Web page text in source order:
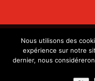
© 2021 Le Bash - Club
Création du site
Nous utilisons des
expérience sur notre
dernier, nous